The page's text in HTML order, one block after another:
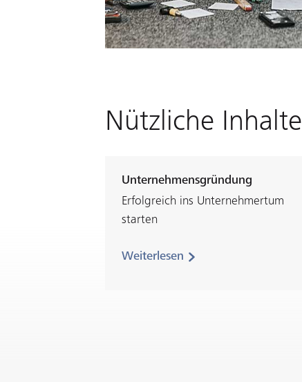
Nützliche Inhalte
Unternehmensgründung
Erfolgreich ins Unternehmertum
starten
Weiterlesen